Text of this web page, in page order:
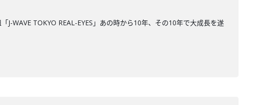
WAVE TOKYO REAL-EYES」あの時から10年、その10年で大成長を遂